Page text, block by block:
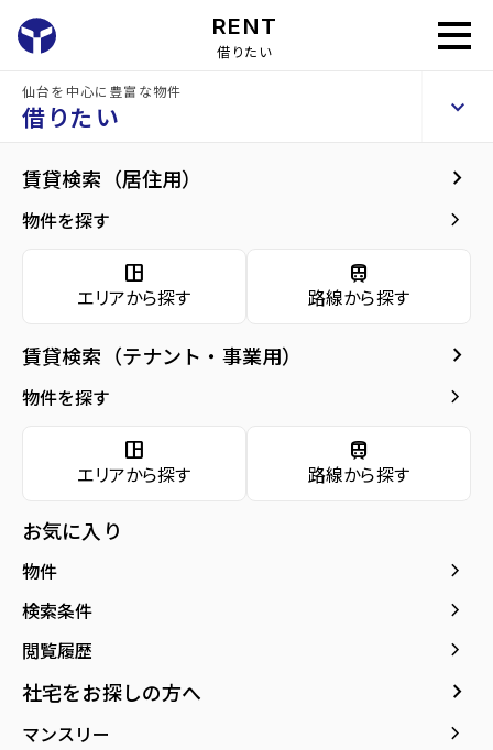
RENT
借りたい
仙台を中心に豊富な物件
借りたい keyboard_arrow_up
賃貸検索（居住用） keyboard_arrow_right
物件を探す keyboard_arrow_right
space_dashboard
エリアから探す
train
路線から探す
賃貸検索（テナント・事業用） keyboard_arrow_right
物件を探す keyboard_arrow_right
space_dashboard
エリアから探す
train
路線から探す
お気に入り
物件 keyboard_arrow_right
検索条件 keyboard_arrow_right
閲覧履歴 keyboard_arrow_right
社宅をお探しの方へ keyboard_arrow_right
マンスリー keyboard_arrow_right
貸事務所 泉セレクトビル
建物概要
現在募集中の物件arrow_forward
arrow_forward
地図・周辺環境 arrow_forward
泉セレクトビル
周辺環境
ツルハドラッグ仙台泉中央店まで
256m
ファミリーマート泉七北田店まで